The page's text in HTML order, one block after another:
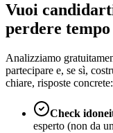
Vuoi
perdere
Analizziamo
partecipare e, se sì,
chiare, risposte
Check
esperto (non da